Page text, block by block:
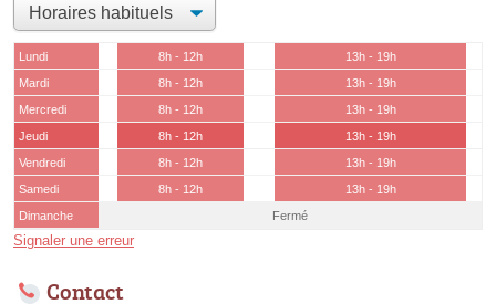
Lundi 8h - 12h
13h - 19h
Mardi
8h - 12h
13h - 19h
Mercredi
8h - 12h
13h - 19h
Jeudi
8h - 12h
13h - 19h
Vendredi
8h - 12h
13h - 19h
Samedi
8h - 12h
13h - 19h
Dimanche
Fermé
Signaler une erreur
Contact